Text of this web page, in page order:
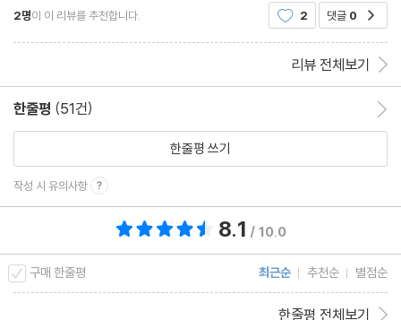
가치주는 어떨 때 강세를 보이나?
성장주/가치주 스위칭 투자는 어떻게?
[MONEY BOX] 성장주/가치주 스위칭은 어떤 ETF로?
9장 해외주식은 언제 투자하는 게 좋을까?
눈을 서쪽으로 돌려보자!
한국에 잘 맞은 전략은 중국에도 적용할 수 있지 않을까?
‘중국 주식/미국 국채’ 스위칭 전략은 어떨까?
미국 나스닥 주식으로 스위칭 전략을 실행하면?
됩니다. 여윳돈으로 주식투자도
2명이 이 리뷰를 추천합니다. 2 댓글 0
리뷰 전체보기
한줄평 (51건)
한줄평 쓰기
작성 시 유의사항
8.1 / 10.0
구매 한줄평 최근순 추천순 별점순
한줄평 전체보기